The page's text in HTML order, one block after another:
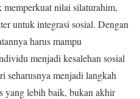
nilai silaturahim,
untuk integrasi sosial. Dengan
harus mampu
menjadi kesalehan sosial
seharusnya menjadi langkah
yang lebih baik, bukan akhir